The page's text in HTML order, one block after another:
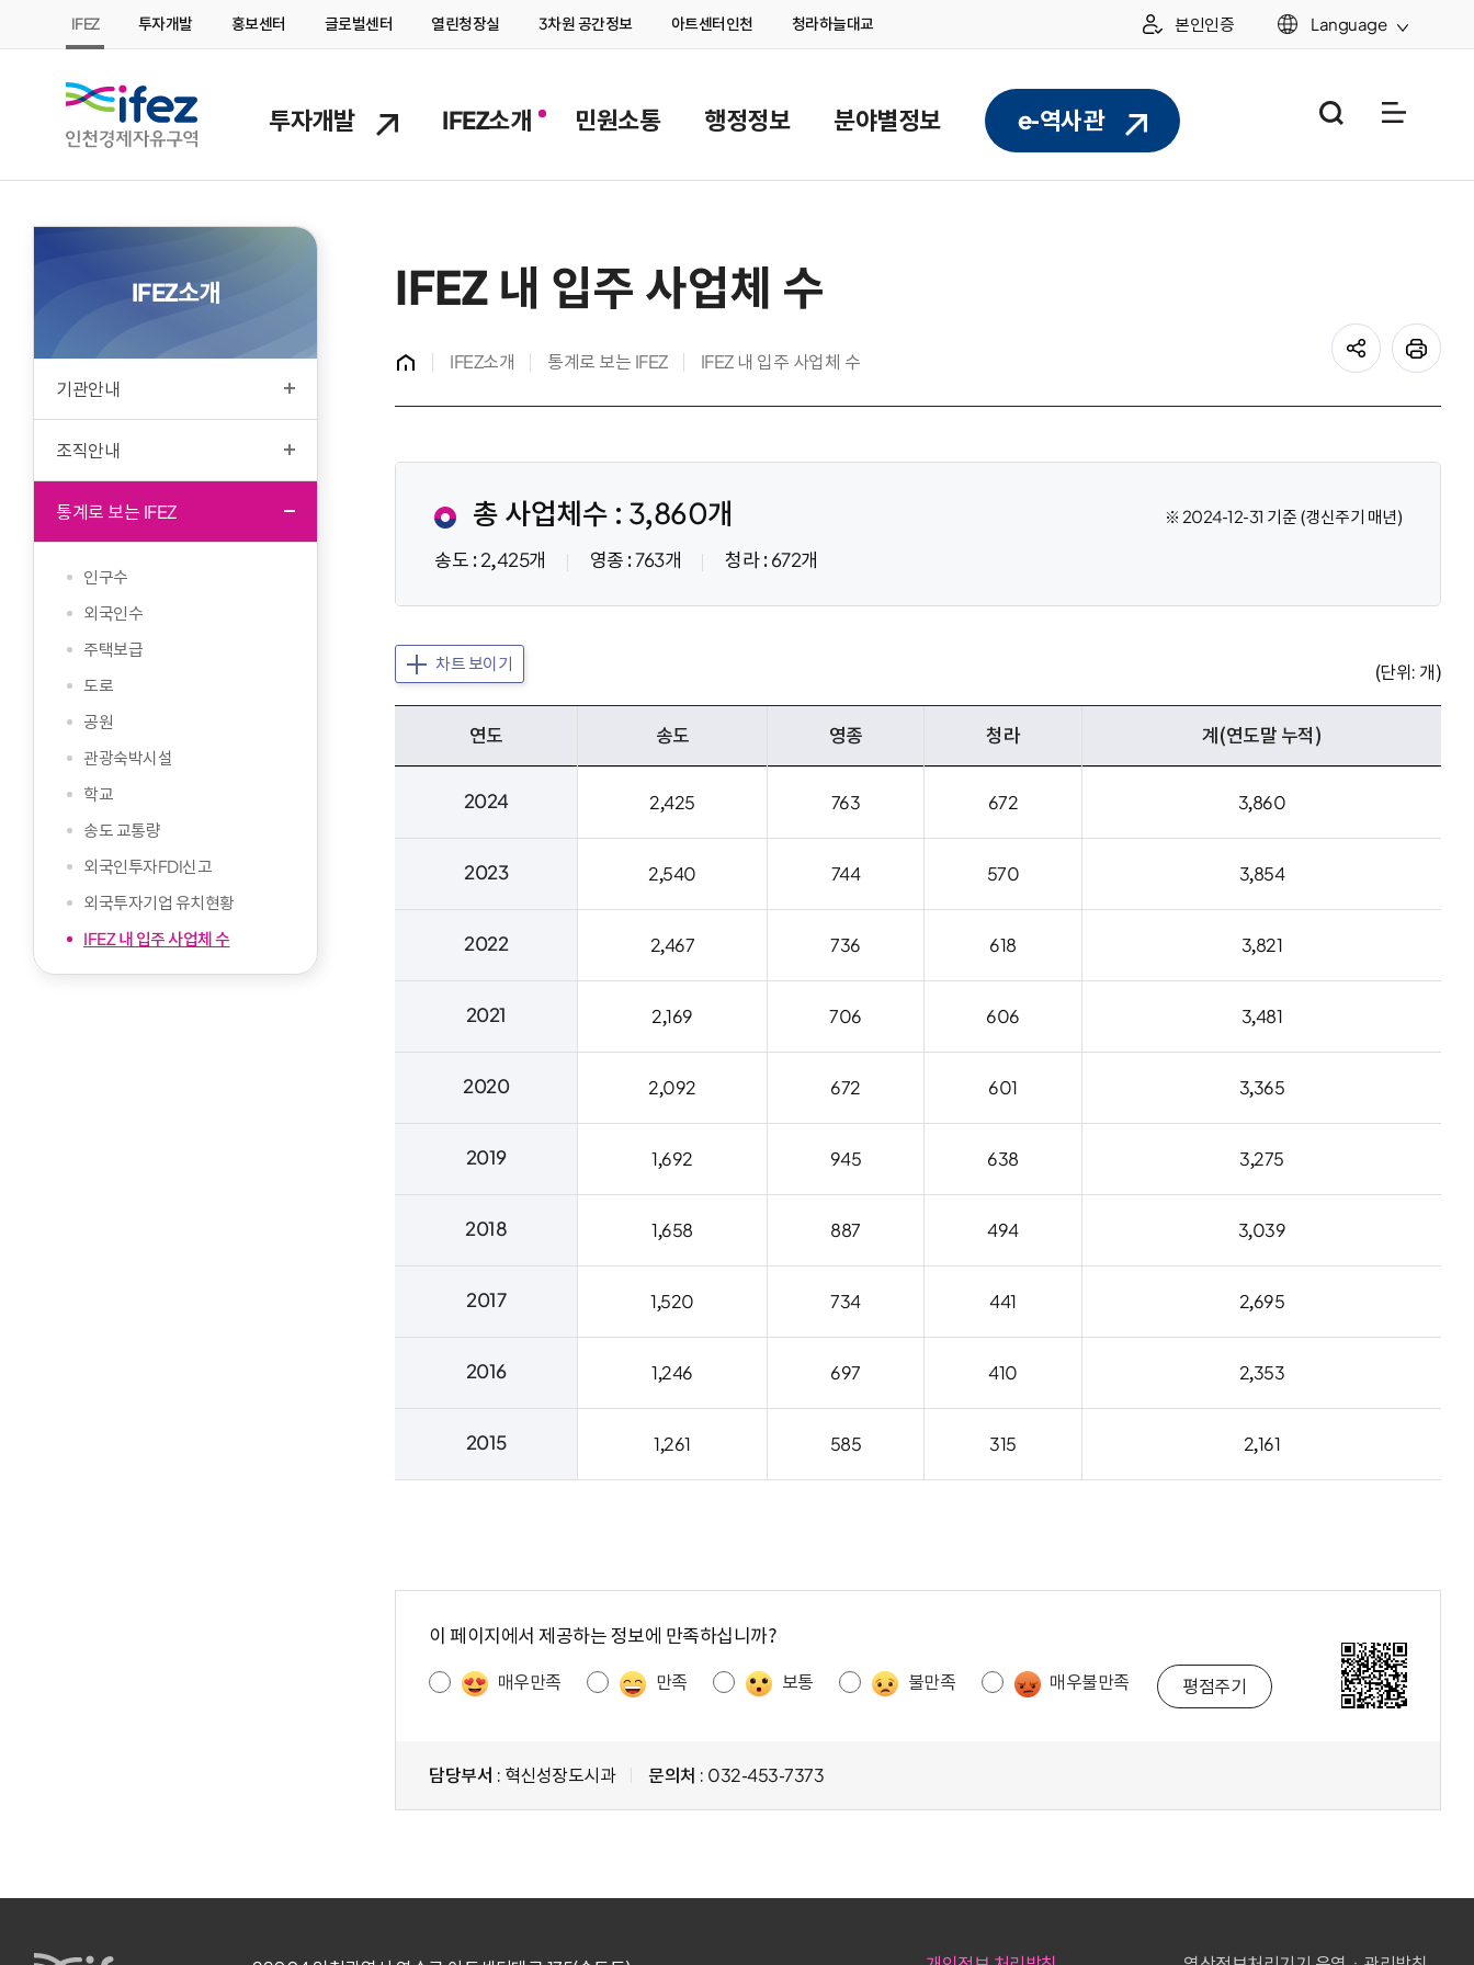
IFEZ 투자개발 홍보센터 글로벌센터 열린청장실 3차원 공간정보 아트센터인천 청라하늘대교 본인인증 Language
투자개발 IFEZ소개 민원소통 행정정보 분야별정보 e-역사관 통합검색
IFEZ소개
기관안내
조직안내
통계로 보는 IFEZ
인구수
외국인수
주택보급
도로
공원
관광숙박시설
학교
송도 교통량
외국인투자FDI신고
외국투자기업 유치현황
IFEZ 내 입주 사업체 수
IFEZ 내 입주 사업체 수
IFEZ소개 통계로 보는 IFEZ IFEZ 내 입주 사업체 수
공유하기
본
총 사업체수 : 3,860개
송도 : 2,425개 영종 : 763개 청라 : 672개
※ 2024-12-31 기준 (갱신주기 매년)
차트 보이기 (단위: 개)
연도 송도 영종 청라 계(연도말 누적)
2024 2,425 763 672 3,860
2023 2,540 744 570 3,854
2022 2,467 736 618 3,821
2021 2,169 706 606 3,481
2020 2,092 672 601 3,365
2019 1,692 945 638 3,275
2018 1,658 887 494 3,039
2017 1,520 734 441 2,695
2016 1,246 697 410 2,353
2015 1,261 585 315 2,161
이 페이지에서 제공하는 정보에 만족하십니까?
매우만족 만족 보통 불만족 매우불만족
담당부서 : 혁신성장도시과 문의처 : 032-453-7373